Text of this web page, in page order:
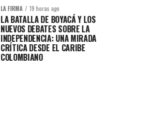
LA FIRMA 19 horas ago
LA BATALLA DE BOYACÁ Y LOS
NUEVOS DEBATES SOBRE LA
INDEPENDENCIA: UNA MIRADA
CRÍTICA DESDE EL CARIBE
COLOMBIANO